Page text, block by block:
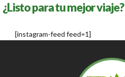
¿Listo para tu mejor viaje?
[instagram-feed feed=1]